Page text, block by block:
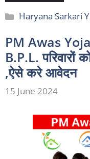
Categories
Haryana Sarkari
PM Awas
B.P.L. परिवारों
,ऐसे करे आवेदन
15 June 2024